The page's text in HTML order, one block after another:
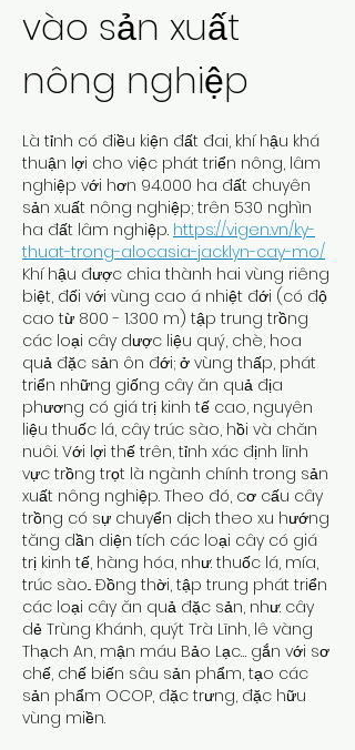
vào sản xuất
nông nghiệp
Là tỉnh có điều kiện đất đai, khí hậu khá
thuận lợi cho việc phát triển nông, lâm
nghiệp với hơn 94.000 ha đất chuyên
sản xuất nông nghiệp; trên 530 nghìn
ha đất lâm nghiệp. https://vigen.vn/ky-
thuat-trong-alocasia-jacklyn-cay-mo/
Khí hậu được chia thành hai vùng riêng
biệt, đối với vùng cao á nhiệt đới (có độ
cao từ 800 - 1.300 m) tập trung trồng
các loại cây dược liệu quý, chè, hoa
quả đặc sản ôn đới; ở vùng thấp, phát
triển những giống cây ăn quả địa
phương có giá trị kinh tế cao, nguyên
liệu thuốc lá, cây trúc sào, hồi và chăn
nuôi. Với lợi thế trên, tỉnh xác định lĩnh
vực trồng trọt là ngành chính trong sản
xuất nông nghiệp. Theo đó, cơ cấu cây
trồng có sự chuyển dịch theo xu hướng
tăng dần diện tích các loại cây có giá
trị kinh tế, hàng hóa, như: thuốc lá, mía,
trúc sào... Đồng thời, tập trung phát triển
các loại cây ăn quả đặc sản, như: cây
dẻ Trùng Khánh, quýt Trà Lĩnh, lê vàng
Thạch An, mận máu Bảo Lạc… gắn với sơ
chế, chế biến sâu sản phẩm, tạo các
sản phẩm OCOP, đặc trưng, đặc hữu
vùng miền.